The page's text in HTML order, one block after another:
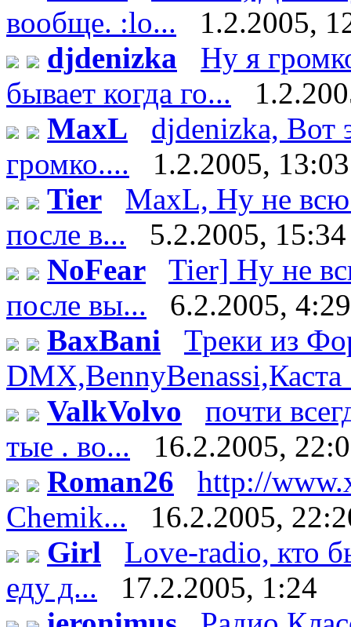
вообще. :lo...
1.2.2005,
djdenizka
Ну я
бывает когда го...
MaxL
djdenizka, Вот
громко....
1.2.2005, 13:03
Tier
MaxL, Ну не всю
после в...
5.2.2005, 15:34
NoFear
Tier] Ну не
после вы...
6.2.2005, 4:29
BaxBani
Треки из
DMX,BennyBenassi,Каста
ValkVolvo
почти
тые . во...
16.2.2005,
Roman26
http://
Chemik...
16.2.2005,
Girl
Love-radio, кто
еду д...
17.2.2005, 1:24